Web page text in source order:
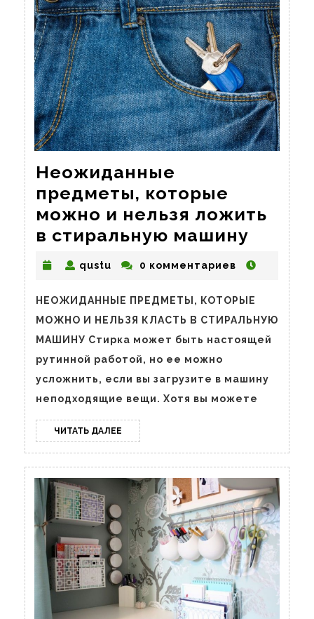
Неожиданные
предметы, которые
можно и нельзя ложить
в стиральную машину
можно
и
в
qustu qustu0 комментариев
НЕОЖИДАННЫЕ ПРЕДМЕТЫ, КОТОРЫЕ
МОЖНО И НЕЛЬЗЯ КЛАСТЬ В СТИРАЛЬНУЮ
МАШИНУ Стирка может быть настоящей
рутинной работой, но ее можно
усложнить, если вы загрузите в машину
неподходящие вещи. Хотя вы можете
ЧИТАТЬ ДАЛЕЕ ЧИТАТЬ
ДАЛЕЕ